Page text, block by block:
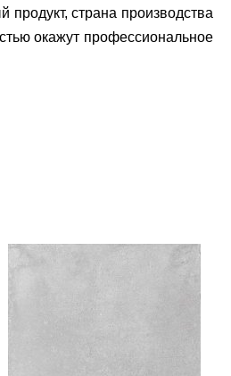
страна производства
окажут профессиональное